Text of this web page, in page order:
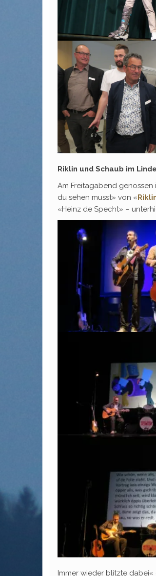
Riklin und Schaub im
Am Freitagabend genossen
du sehen musst» von «
«Heinz de Specht» –
Immer wieder blitzte dabei«